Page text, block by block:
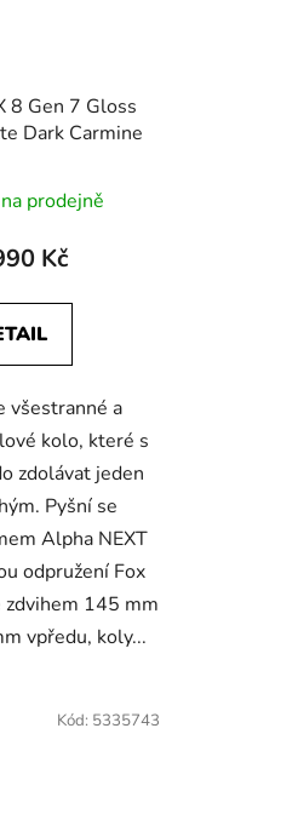
8 Gen 7 Gloss
Dark Carmine
prodejně
Kč
všestranné a
kolo, které s
zdolávat jeden
Pyšní se
Alpha NEXT
odpružení Fox
zdvihem 145 mm
vpředu, koly...
Kód: 5335743